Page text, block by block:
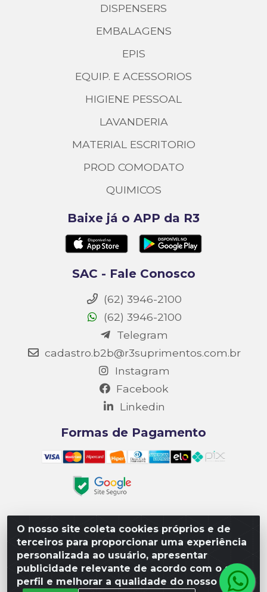
O nosso site coleta cookies próprios e de
terceiros para proporcionar uma experiência
personalizada ao usuário, apresentar
publicidade relevante de acordo com o seu
perfil e melhorar a qualidade do nosso site.
DISPENSERS
EMBALAGENS
EPIS
EQUIP. E ACESSORIOS
HIGIENE PESSOAL
LAVANDERIA
MATERIAL ESCRITORIO
PROD COMODATO
QUIMICOS
Baixe já o APP da R3
SAC - Fale Conosco
(62) 3946-2100
(62) 3946-2100
Telegram
cadastro.b2b@r3suprimentos.com.br
Instagram
Facebook
Linkedin
Formas de Pagamento
Matriz R3 Suprimentos - Rua 14, Polo Empresarial Goiás
– Etapa III, Quadra: 15; Lote 04, Aparecida de
Goiânia/GO, CEP 74985-182. - CNPJ 10.641.901/0001-16